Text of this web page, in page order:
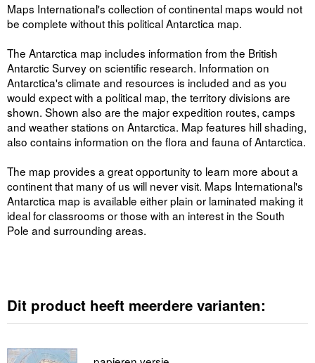
Maps International's collection of continental maps would not
be complete without this political Antarctica map.
The Antarctica map includes information from the British
Antarctic Survey on scientific research. Information on
Antarctica's climate and resources is included and as you
would expect with a political map, the territory divisions are
shown. Shown also are the major expedition routes, camps
and weather stations on Antarctica. Map features hill shading,
also contains information on the flora and fauna of Antarctica.
The map provides a great opportunity to learn more about a
continent that many of us will never visit. Maps International's
Antarctica map is available either plain or laminated making it
ideal for classrooms or those with an interest in the South
Pole and surrounding areas.
Dit product heeft meerdere varianten: